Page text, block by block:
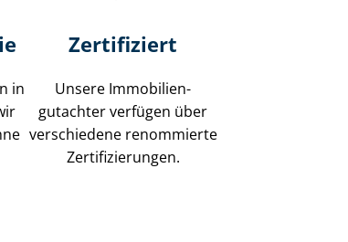
in
Zertifiziert
Unsere Immobilien­
gutachter verfügen über
verschiedene renommierte
Zer­ti­fi­zie­run­gen.